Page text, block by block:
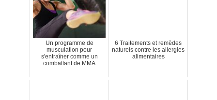
Un programme de
musculation pour
s'entraîner comme un
combattant de MMA
6 Traitements et remèdes
naturels contre les allergies
alimentaires